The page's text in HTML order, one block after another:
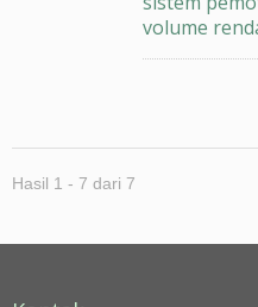
volume
Hasil 1 - 7 dari 7